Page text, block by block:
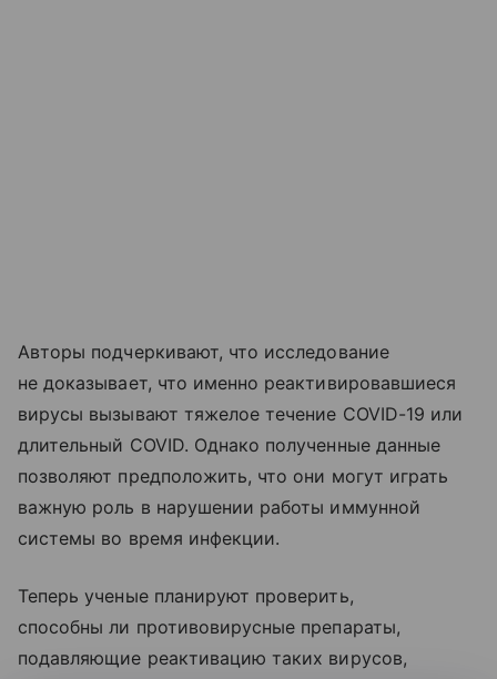
Авторы подчеркивают, что исследование
не доказывает, что именно реактивировавшиеся
вирусы вызывают тяжелое течение COVID-19 или
длительный COVID. Однако полученные данные
позволяют предположить, что они могут играть
важную роль в нарушении работы иммунной
системы во время инфекции.
Теперь ученые планируют проверить,
способны ли противовирусные препараты,
подавляющие реактивацию таких вирусов,